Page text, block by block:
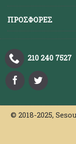
ΠΡΟΣΦΟΡΈΣ
210 240 7527
© 2018-2025,